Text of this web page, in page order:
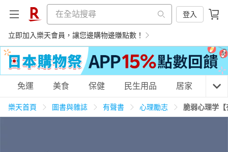
登入
立即加入樂天會員，讓您邊購物邊賺點數！
購物網分類
免運 美食 保健 民生用品 居家 3C
樂天首頁 圖書與雜誌 有聲書 心理勵志 脆弱心理学【